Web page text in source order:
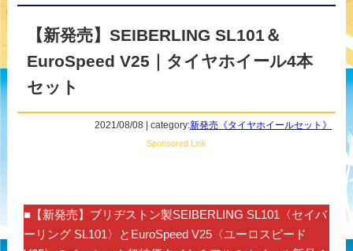
【新発売】SEIBERLING SL101＆
EuroSpeed V25｜タイヤホイール4本
セット
2021/08/08 | category:新発売《タイヤホイールセット》
Sponsored Link
■【新発売】ブリヂストン製SEIBERLING SL101〈セイバ
ーリング SL101〉とEuroSpeed V25〈ユーロスピード